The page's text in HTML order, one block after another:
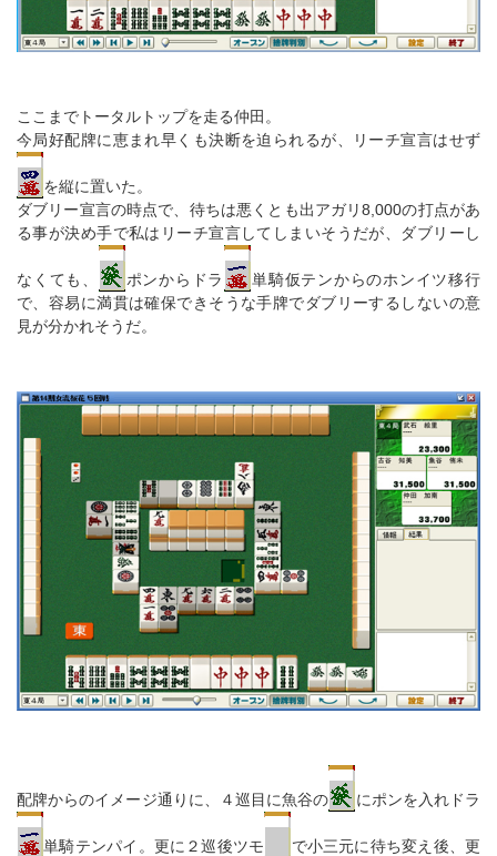
ここまでトータルトップを走る仲田。
今局好配牌に恵まれ早くも決断を迫られるが、リーチ宣言はせず
を縦に置いた。
ダブリー宣言の時点で、待ちは悪くとも出アガリ8,000の打点があ
る事が決め手で私はリーチ宣言してしまいそうだが、ダブリーし
なくても、 ポンからドラ
単騎仮テンからのホンイツ移行
で、容易に満貫は確保できそうな手牌でダブリーするしないの意
見が分かれそうだ。
配牌からのイメージ通りに、４巡目に魚谷の にポンを入れドラ
単騎テンパイ。更に２巡後ツモ で小三元に待ち変え後、更